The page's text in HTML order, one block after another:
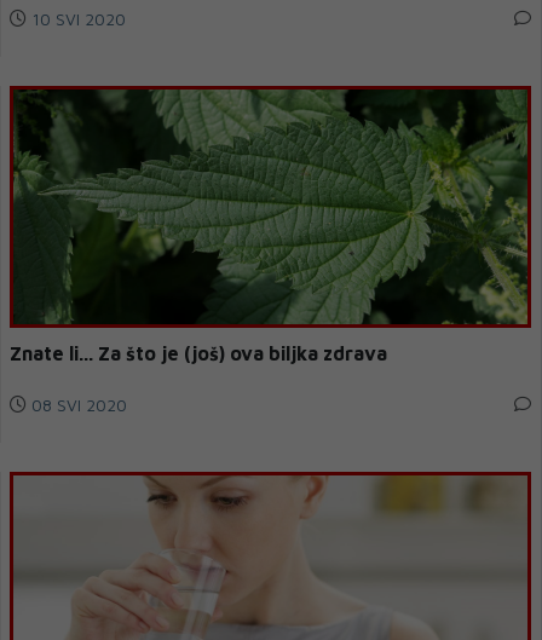
10 SVI 2020
Znate li... Za što je (još) ova biljka zdrava
08 SVI 2020